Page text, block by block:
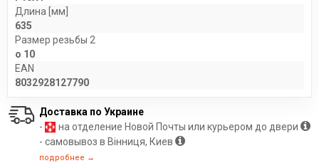
Длина [мм]
635
Размер резьбы 2
o 10
EAN
8032928127790
Доставка по Украине
-
на отделение Новой Почты или курьером до двери
- самовывоз в Вінниця, Киев
подробнее →